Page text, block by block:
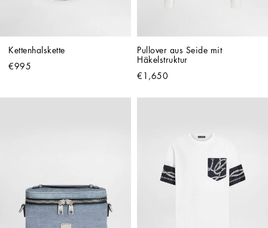
Kettenhalskette
€995
Pullover aus Seide mit
Häkelstruktur
€1,650